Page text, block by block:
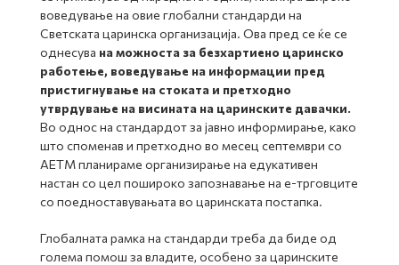
воведување на овие глобални стандарди на
Светската царинска организација. Ова пред се ќе се
однесува на можноста за безхартиено царинско
работење, воведување на информации пред
пристигнување на стоката и претходно
утврдување на висината на царинските давачки.
Во однос на стандардот за јавно информирање, како
што споменав и претходно во месец септември со
АЕТМ планираме организирање на едукативен
настан со цел пошироко запознавање на е-трговците
со поедноставувањата во царинската постапка.
Глобалната рамка на стандарди треба да биде од
голема помош за владите, особено за царинските